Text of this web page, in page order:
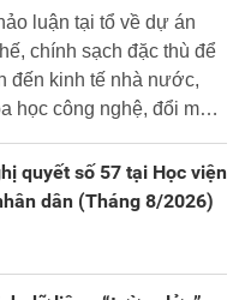
luận tại tổ về dự án
chính sạch đặc thù để
đến kinh tế nhà nước,
học công nghệ, đổi mới
quyết số 57 tại Học viện
dân (Tháng 8/2026)